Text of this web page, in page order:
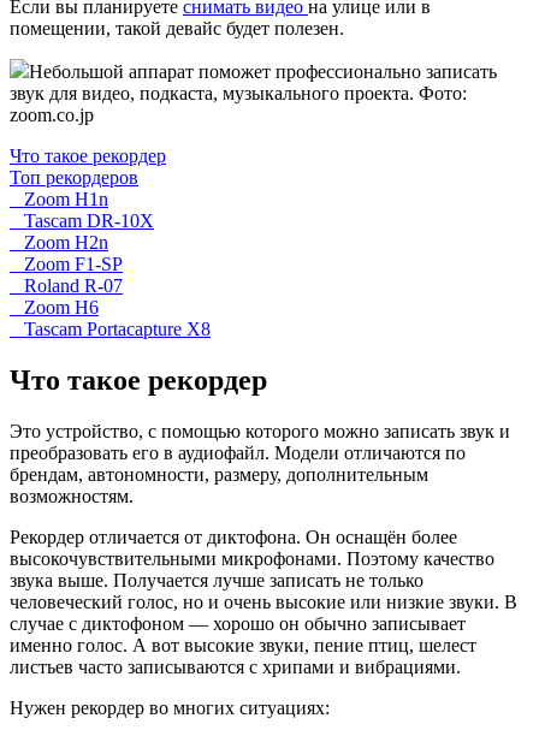
Если вы планируете снимать видео на улице или в
помещении, такой девайс будет полезен.
Небольшой аппарат поможет профессионально записать
звук для видео, подкаста, музыкального проекта. Фото:
zoom.co.jp
Что такое рекордер
Топ рекордеров
Zoom H1n
Tascam DR-10X
Zoom H2n
Zoom F1-SP
Roland R-07
Zoom H6
Tascam Portacapture X8
Что такое рекордер
Это устройство, с помощью которого можно записать звук и
преобразовать его в аудиофайл. Модели отличаются по
брендам, автономности, размеру, дополнительным
возможностям.
Рекордер отличается от диктофона. Он оснащён более
высокочувствительными микрофонами. Поэтому качество
звука выше. Получается лучше записать не только
человеческий голос, но и очень высокие или низкие звуки. В
случае с диктофоном — хорошо он обычно записывает
именно голос. А вот высокие звуки, пение птиц, шелест
листьев часто записываются с хрипами и вибрациями.
Нужен рекордер во многих ситуациях: